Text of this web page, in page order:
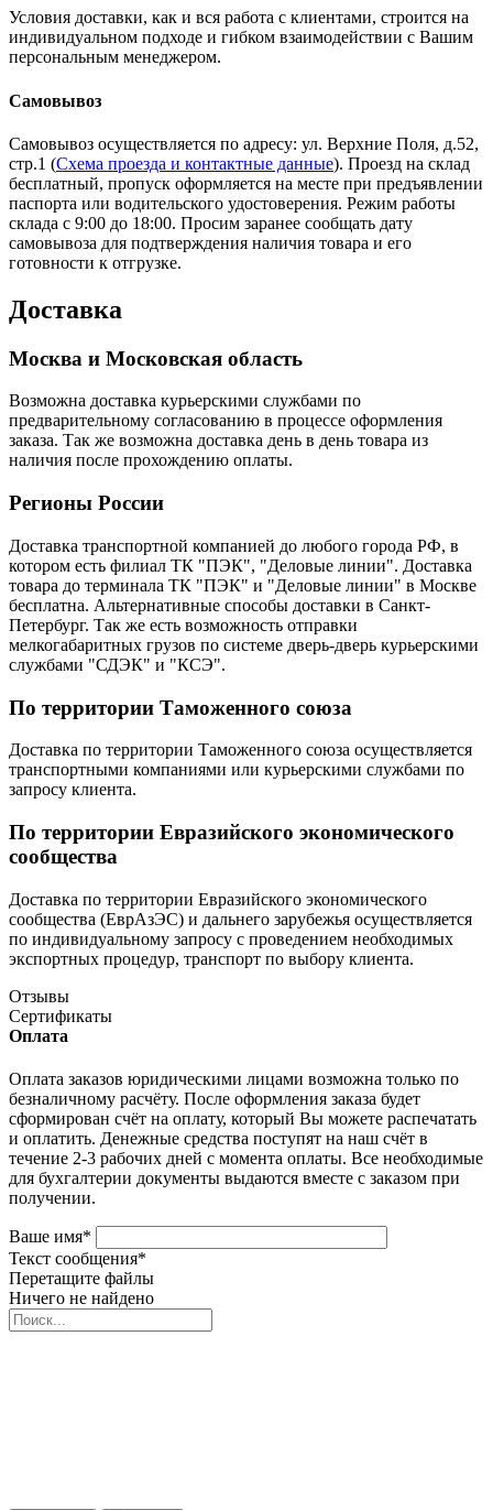
Условия доставки, как и вся работа с клиентами, строится на
индивидуальном подходе и гибком взаимодействии с Вашим
персональным менеджером.
Самовывоз
Самовывоз осуществляется по адресу: ул. Верхние Поля, д.52,
стр.1 (Схема проезда и контактные данные). Проезд на склад
бесплатный, пропуск оформляется на месте при предъявлении
паспорта или водительского удостоверения. Режим работы
склада с 9:00 до 18:00. Просим заранее сообщать дату
самовывоза для подтверждения наличия товара и его
готовности к отгрузке.
Доставка
Москва и Московская область
Возможна доставка курьерскими службами по
предварительному согласованию в процессе оформления
заказа. Так же возможна доставка день в день товара из
наличия после прохождению оплаты.
Регионы России
Доставка транспортной компанией до любого города РФ, в
котором есть филиал ТК "ПЭК", "Деловые линии". Доставка
товара до терминала ТК "ПЭК" и "Деловые линии" в Москве
бесплатна. Альтернативные способы доставки в Санкт-
Петербург. Так же есть возможность отправки
мелкогабаритных грузов по системе дверь-дверь курьерскими
службами "СДЭК" и "КСЭ".
По территории Таможенного союза
Доставка по территории Таможенного союза осуществляется
транспортными компаниями или курьерскими службами по
запросу клиента.
По территории Евразийского экономического
сообщества
Доставка по территории Евразийского экономического
сообщества (ЕврАзЭС) и дальнего зарубежья осуществляется
по индивидуальному запросу с проведением необходимых
экспортных процедур, транспорт по выбору клиента.
Отзывы
Сертификаты
Оплата
Оплата заказов юридическими лицами возможна только по
безналичному расчёту. После оформления заказа будет
сформирован счёт на оплату, который Вы можете распечатать
и оплатить. Денежные средства поступят на наш счёт в
течение 2-3 рабочих дней с момента оплаты. Все необходимые
для бухгалтерии документы выдаются вместе с заказом при
получении.
Ваше имя*
Текст сообщения*
Перетащите файлы
Ничего не найдено